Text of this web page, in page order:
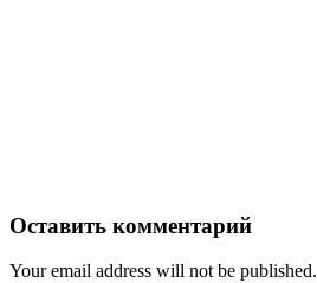
Оставить комментарий
Your email address will not be published.